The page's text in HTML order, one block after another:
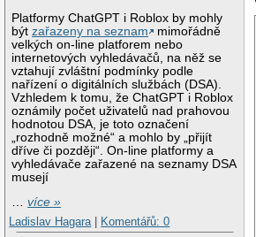
Platformy ChatGPT i Roblox by mohly
býtzařazeny na seznam
mimořádně
velkých on-line platforem nebo
internetových vyhledávačů, na něž se
vztahují zvláštní podmínky podle
nařízení o digitálních službách (DSA).
Vzhledem k tomu, že ChatGPT i Roblox
oznámily počet uživatelů nad prahovou
hodnotou DSA, je toto označení
„rozhodně možné“ a mohlo by „přijít
dříve či později“. On-line platformy a
vyhledávače zařazené na seznamy DSA
musejí
…více »
Ladislav Hagara
Komentářů: 0